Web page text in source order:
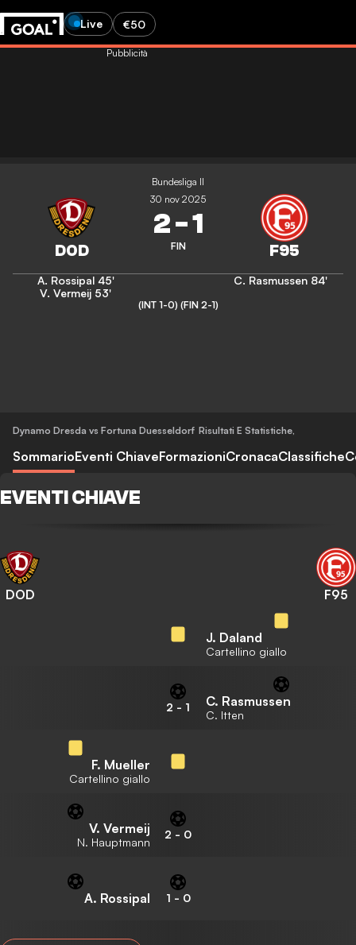
Live €50
Pubblicità
Bundesliga II
30 nov 2025
2-1
FIN
A. Rossipal 45'
V. Vermeij 53'
C. Rasmussen 84'
(INT 1-0) (FIN 2-1)
Dynamo Dresda vs Fortuna Duesseldorf Risultati E Statistiche,
SommarioEventi ChiaveFormazioniCronacaClassifiche
EVENTI CHIAVE
DOD F95
J. Daland
Cartellino giallo
2 - 1 C. Rasmussen
C. Itten
F. Mueller
Cartellino giallo
V. Vermeij
N. Hauptmann
2 - 0
A. Rossipal 1 - 0